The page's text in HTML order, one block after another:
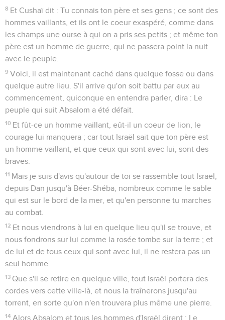
8 Et Cushaï dit : Tu connais ton père et ses gens ; ce sont des
hommes vaillants, et ils ont le coeur exaspéré, comme dans
les champs une ourse à qui on a pris ses petits ; et même ton
père est un homme de guerre, qui ne passera point la nuit
avec le peuple.
9 Voici, il est maintenant caché dans quelque fosse ou dans
quelque autre lieu. S'il arrive qu'on soit battu par eux au
commencement, quiconque en entendra parler, dira : Le
peuple qui suit Absalom a été défait.
10 Et fût-ce un homme vaillant, eût-il un coeur de lion, le
courage lui manquera ; car tout Israël sait que ton père est
un homme vaillant, et que ceux qui sont avec lui, sont des
braves.
11 Mais je suis d'avis qu'autour de toi se rassemble tout Israël,
depuis Dan jusqu'à Béer-Shéba, nombreux comme le sable
qui est sur le bord de la mer, et qu'en personne tu marches
au combat.
12 Et nous viendrons à lui en quelque lieu qu'il se trouve, et
nous fondrons sur lui comme la rosée tombe sur la terre ; et
de lui et de tous ceux qui sont avec lui, il ne restera pas un
seul homme.
13 Que s'il se retire en quelque ville, tout Israël portera des
cordes vers cette ville-là, et nous la traînerons jusqu'au
torrent, en sorte qu'on n'en trouvera plus même une pierre.
14 Alors Absalom et tous les hommes d'Israël dirent : Le